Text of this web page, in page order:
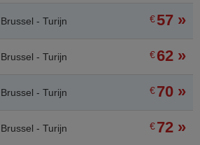
Brussel - Turijn €57 »
Brussel - Turijn €62 »
Brussel - Turijn €70 »
Brussel - Turijn €72 »